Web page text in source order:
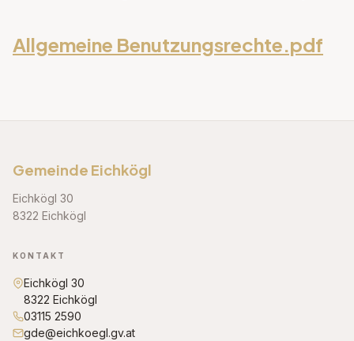
Allgemeine Benutzungsrechte.pdf
Gemeinde Eichkögl
Eichkögl 30
8322 Eichkögl
KONTAKT
Eichkögl 30
8322 Eichkögl
03115 2590
gde@eichkoegl.gv.at